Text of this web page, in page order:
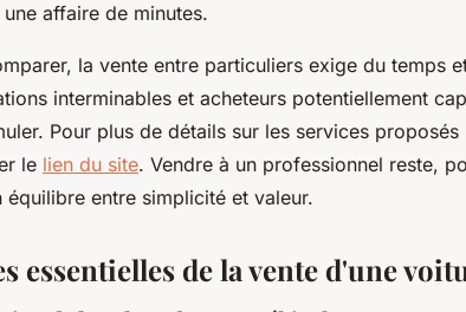
affaire de minutes.
la vente entre particuliers exige du temps
interminables et acheteurs potentiellement
Pour plus de détails sur les services
le lien du site. Vendre à un professionnel reste,
équilibre entre simplicité et valeur.
essentielles de la vente d'une